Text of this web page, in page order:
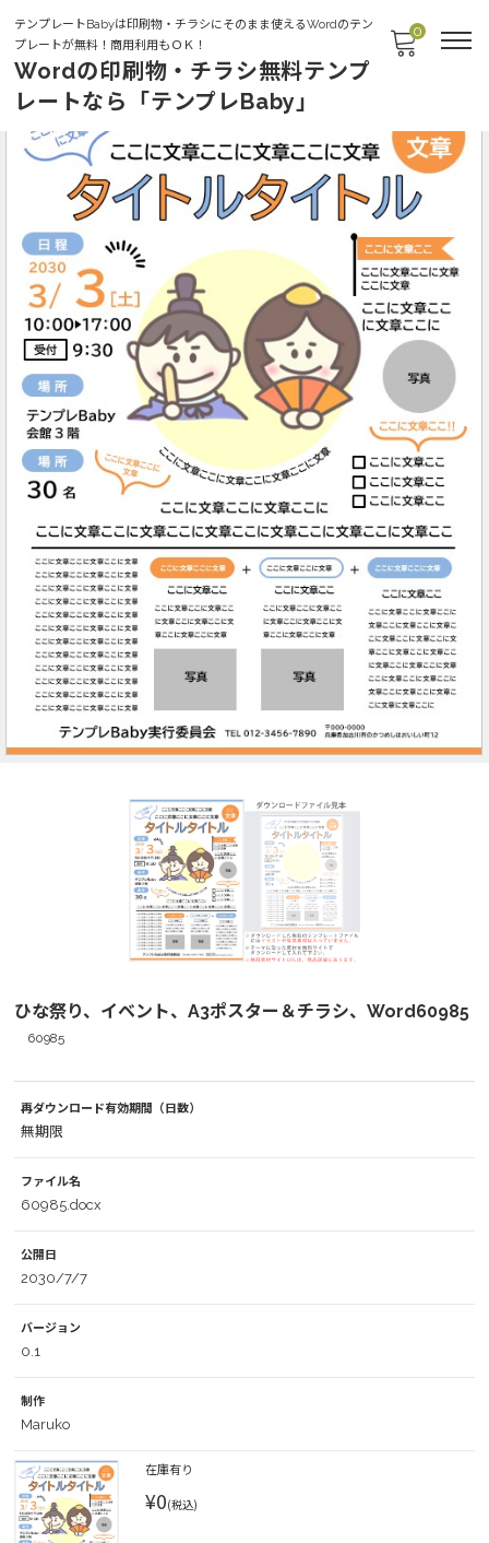
テンプレートBabyは印刷物・チラシにそのまま使えるWordのテン
プレートが無料！商用利用もＯＫ！
Wordの印刷物・チラシ無料テンプ
レートなら「テンプレBaby」
0
ひな祭り、イベント、A3ポスター＆チラシ、Word60985
60985
再ダウンロード有効期間（日数）
無期限
ファイル名
60985.docx
公開日
2030/7/7
バージョン
0.1
制作
Maruko
在庫有り
¥0(税込)